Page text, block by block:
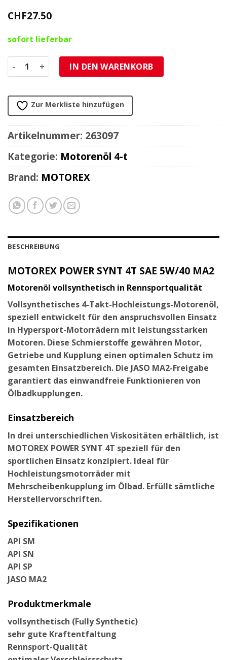
CHF27.50
sofort lieferbar
Motorenöl 4-Takt SAE 5W-40 Motorex POWER SYNT ON
IN DEN WARENKORB
Zur Merkliste hinzufügen
Artikelnummer: 263097
Kategorie: Motorenöl 4-t
Brand: MOTOREX
BESCHREIBUNG
MOTOREX POWER SYNT 4T SAE 5W/40 MA2
Motorenöl vollsynthetisch in Rennsportqualität
Vollsynthetisches 4-Takt-Hochleistungs-Motorenöl,
speziell entwickelt für den anspruchsvollen Einsatz
in Hypersport-Motorrädern mit leistungsstarken
Motoren. Diese Schmierstoffe gewähren Motor,
Getriebe und Kupplung einen optimalen Schutz im
gesamten Einsatzbereich. Die JASO MA2-Freigabe
garantiert das einwandfreie Funktionieren von
Ölbadkupplungen.
Einsatzbereich
In drei unterschiedlichen Viskositäten erhältlich, ist
MOTOREX POWER SYNT 4T speziell für den
sportlichen Einsatz konzipiert. Ideal für
Hochleistungsmotorräder mit
Mehrscheibenkupplung im Ölbad. Erfüllt sämtliche
Herstellervorschriften.
Spezifikationen
API SM
API SN
API SP
JASO MA2
Produktmerkmale
vollsynthetisch (Fully Synthetic)
sehr gute Kraftentfaltung
Rennsport-Qualität